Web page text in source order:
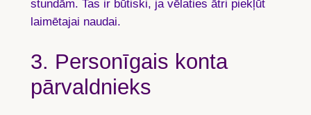
stundām. Tas ir būtiski, ja vēlaties ātri piekļūt
laimētajai naudai.
3. Personīgais konta
pārvaldnieks